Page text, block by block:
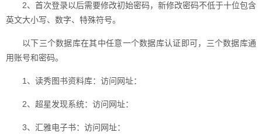
2、首次登录以后需要修改初始密码，新修改密码不低于十位包含
英文大小写、数字、特殊符号。
以下三个数据库在其中任意一个数据库认证即可，三个数据库通
用账号和密码。
1、读秀图书资料库：访问网址：
2、超星发现系统：访问网址：
3、汇雅电子书：访问网址：